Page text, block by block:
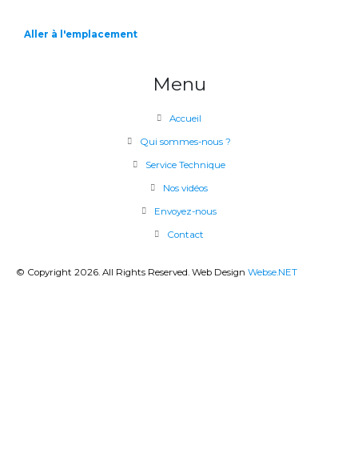
Aller à l'emplacement
Menu
Accueil
Qui sommes-nous ?
Service Technique
Nos vidéos
Envoyez-nous
Contact
© Copyright 2026. All Rights Reserved. Web Design Webse.NET